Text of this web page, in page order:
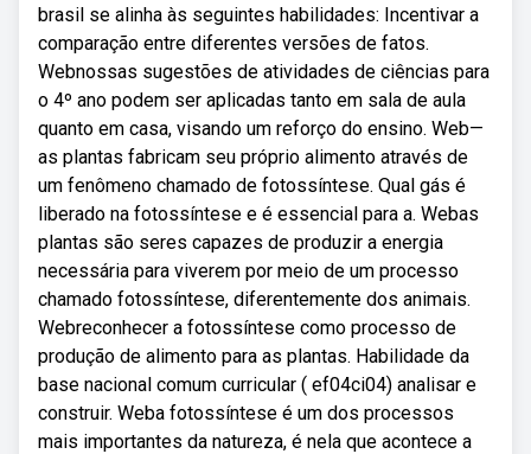
brasil se alinha às seguintes habilidades: Incentivar a
comparação entre diferentes versões de fatos.
Webnossas sugestões de atividades de ciências para
o 4º ano podem ser aplicadas tanto em sala de aula
quanto em casa, visando um reforço do ensino. Web—
as plantas fabricam seu próprio alimento através de
um fenômeno chamado de fotossíntese. Qual gás é
liberado na fotossíntese e é essencial para a. Webas
plantas são seres capazes de produzir a energia
necessária para viverem por meio de um processo
chamado fotossíntese, diferentemente dos animais.
Webreconhecer a fotossíntese como processo de
produção de alimento para as plantas. Habilidade da
base nacional comum curricular ( ef04ci04) analisar e
construir. Weba fotossíntese é um dos processos
mais importantes da natureza, é nela que acontece a